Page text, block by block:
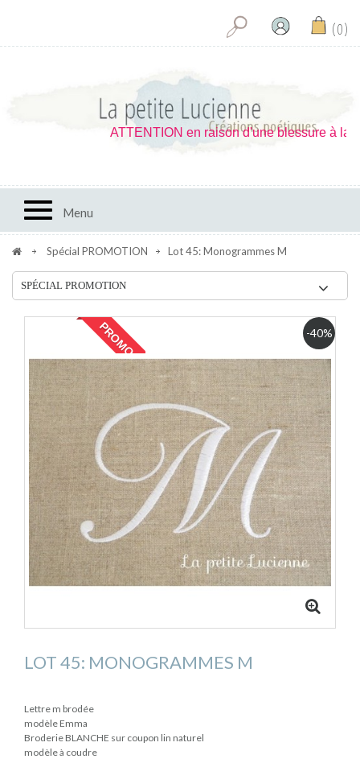
0
Toggle navigation
Menu
ATTENTION en raison d'une blessure à la
Spécial PROMOTION Lot 45: Monogrammes M
SPÉCIAL PROMOTION
PROMO ! -40%
LOT 45: MONOGRAMMES M
Lettre m brodée
modèle Emma
Broderie BLANCHE sur coupon lin naturel
modèle à coudre